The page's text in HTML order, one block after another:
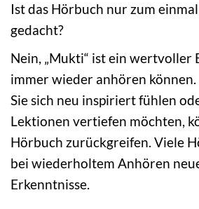
Ist das Hörbuch nur zum
gedacht?
Nein, „Mukti“ ist ein wertvoller
immer wieder anhören können.
Sie sich neu inspiriert fühlen
Lektionen vertiefen möchten,
Hörbuch zurückgreifen. Viele
bei wiederholtem Anhören
Erkenntnisse.